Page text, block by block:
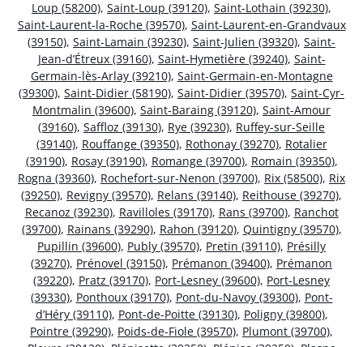
Loup (58200), Saint-Loup (39120), Saint-Lothain (39230),
Saint-Laurent-la-Roche (39570), Saint-Laurent-en-Grandvaux
(39150), Saint-Lamain (39230), Saint-Julien (39320), Saint-
Jean-d’Étreux (39160), Saint-Hymetière (39240), Saint-
Germain-lès-Arlay (39210), Saint-Germain-en-Montagne
(39300), Saint-Didier (58190), Saint-Didier (39570), Saint-Cyr-
Montmalin (39600), Saint-Baraing (39120), Saint-Amour
(39160), Saffloz (39130), Rye (39230), Ruffey-sur-Seille
(39140), Rouffange (39350), Rothonay (39270), Rotalier
(39190), Rosay (39190), Romange (39700), Romain (39350),
Rogna (39360), Rochefort-sur-Nenon (39700), Rix (58500), Rix
(39250), Revigny (39570), Relans (39140), Reithouse (39270),
Recanoz (39230), Ravilloles (39170), Rans (39700), Ranchot
(39700), Rainans (39290), Rahon (39120), Quintigny (39570),
Pupillin (39600), Publy (39570), Pretin (39110), Présilly
(39270), Prénovel (39150), Prémanon (39400), Prémanon
(39220), Pratz (39170), Port-Lesney (39600), Port-Lesney
(39330), Ponthoux (39170), Pont-du-Navoy (39300), Pont-
d’Héry (39110), Pont-de-Poitte (39130), Poligny (39800),
Pointre (39290), Poids-de-Fiole (39570), Plumont (39700),